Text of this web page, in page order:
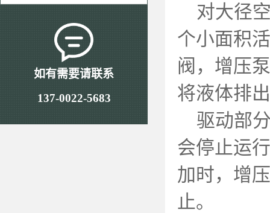
如有需要请联系
137-0022-5683
对大径空
个小面积
阀，增压
将液体排
驱动部分
会停止运
加时，增
止。